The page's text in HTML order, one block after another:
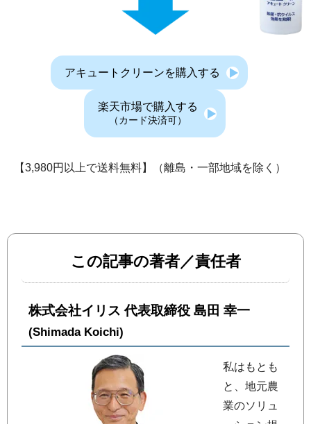
アキュートクリーンを購入する
楽天市場で購入する
（カード決済可）
【3,980円以上で送料無料】（離島・一部地域を除く）
この記事の著者／責任者
株式会社イリス 代表取締役 島田 幸一
(Shimada Koichi)
私はもとも
と、地元農
業のソリュ